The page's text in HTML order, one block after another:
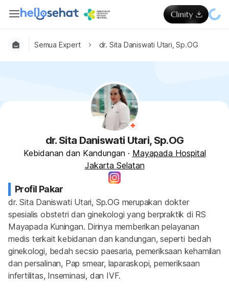
Semua Expert dr. Sita Daniswati Utari, Sp.OG
dr. Sita Daniswati Utari, Sp.OG
Kebidanan dan Kandungan · Mayapada Hospital
Jakarta Selatan
Profil Pakar
dr. Sita Daniswati Utari, Sp.OG merupakan dokter
spesialis obstetri dan ginekologi yang berpraktik di RS
Mayapada Kuningan. Dirinya memberikan pelayanan
medis terkait kebidanan dan kandungan, seperti bedah
ginekologi, bedah secsio paesaria, pemeriksaan kehamilan
dan persalinan, Pap smear, laparaskopi, pemeriksaan
infertilitas, Inseminasi, dan IVF.